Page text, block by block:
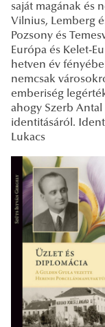
saját magának és
Vilnius, Lemberg
Pozsony és
Európa és Kelet-
hetven év
nemcsak
emberiség
ahogy Szerb
identitásáról.
Lukacs